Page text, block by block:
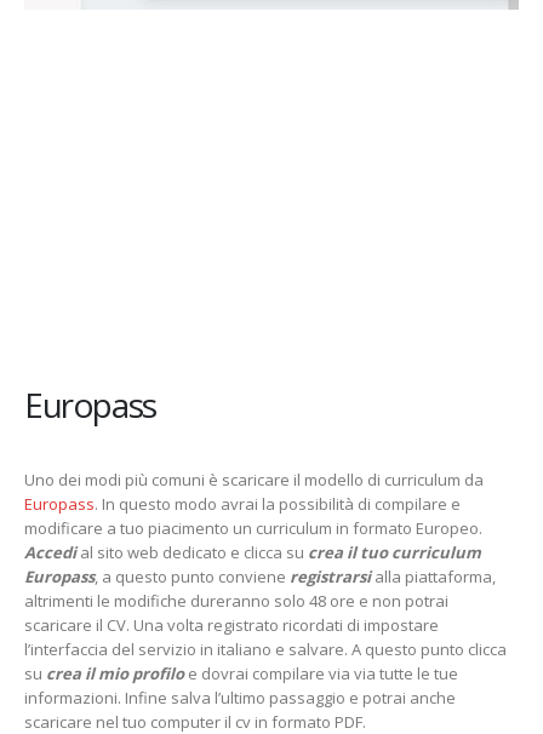
Europass
Uno dei modi più comuni è scaricare il modello di curriculum da
Europass. In questo modo avrai la possibilità di compilare e
modificare a tuo piacimento un curriculum in formato Europeo.
Accedial sito web dedicato e clicca su crea il tuo curriculum
Europass, a questo punto conviene registrarsialla piattaforma,
altrimenti le modifiche dureranno solo 48 ore e non potrai
scaricare il CV. Una volta registrato ricordati di impostare
l’interfaccia del servizio in italiano e salvare. A questo punto clicca
su crea il mio profiloe dovrai compilare via via tutte le tue
informazioni. Infine salva l’ultimo passaggio e potrai anche
scaricare nel tuo computer il cv in formato PDF.